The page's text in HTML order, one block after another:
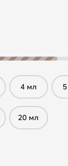
4 мл
20 мл